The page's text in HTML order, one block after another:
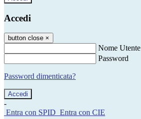
Accedi
button close ×
Nome Utente
Password
Password dimenticata?
-
Entra con SPID Entra con CIE